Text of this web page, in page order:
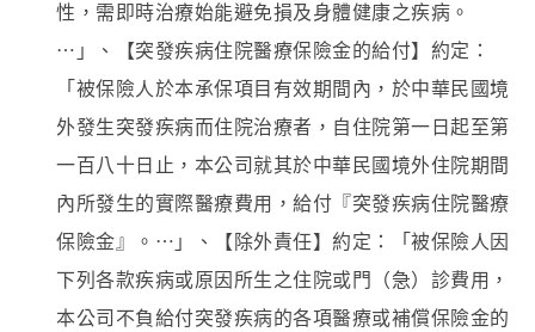
性，需即時治療始能避免損及身體健康之疾病。
…」、【突發疾病住院醫療保險金的給付】約定：
「被保險人於本承保項目有效期間內，於中華民國境
外發生突發疾病而住院治療者，自住院第一日起至第
一百八十日止，本公司就其於中華民國境外住院期間
內所發生的實際醫療費用，給付『突發疾病住院醫療
保險金』。…」、【除外責任】約定：「被保險人因
下列各款疾病或原因所生之住院或門（急）診費用，
本公司不負給付突發疾病的各項醫療或補償保險金的